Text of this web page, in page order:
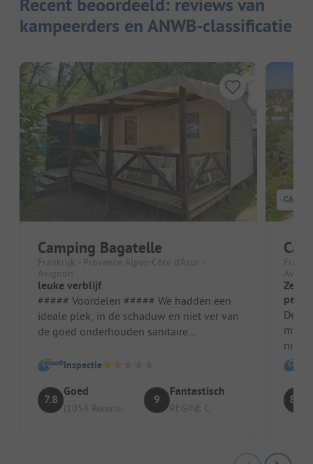
kampeerders en ANWB-classificatie
Camping Bagatelle
Frankrijk - Provence Alpes-Côte d'Azur -
Avignon
leuke verblijf
##### Voordelen ##### We hadden een
ideale plek, in de schaduw en niet ver van
de goed onderhouden sanitaire
Plek/Huuraccommodatie...
Inspectie
7.8
Goed
(1054 Recensies)
9
Fantastisch
REGINE C
Zeer
De
maar
niet
8.5